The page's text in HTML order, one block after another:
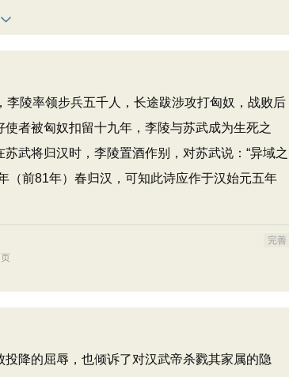
陵率领步兵五千人，长途跋涉攻打匈奴，战败后
者被匈奴扣留十九年，李陵与苏武成为生死之
武将归汉时，李陵置酒作别，对苏武说：“异域之
（前81年）春归汉，可知此诗应作于汉始元五年
完善
降的屈辱，也倾诉了对汉武帝杀戮其家属的隐